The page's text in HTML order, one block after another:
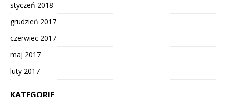
styczeń 2018
grudzień 2017
czerwiec 2017
maj 2017
luty 2017